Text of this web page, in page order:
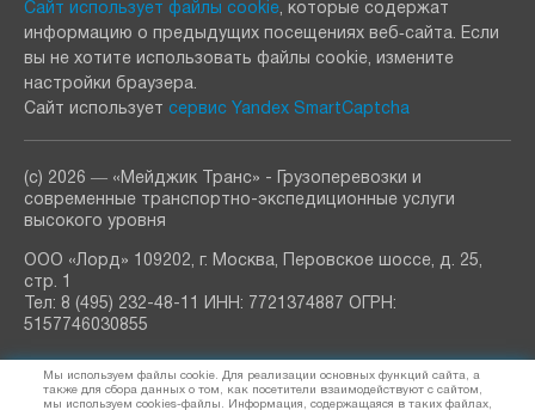
Сайт использует файлы cookie, которые содержат
информацию о предыдущих посещениях веб‑сайта. Если
вы не хотите использовать файлы cookie, измените
настройки браузера.
Сайт использует сервис Yandex SmartCaptcha
(с) 2026 ― «Мейджик Транс» - Грузоперевозки и
современные транспортно-экспедиционные услуги
высокого уровня
ООО «Лорд» 109202, г. Москва, Перовское шоссе, д. 25,
стр. 1
Тел: 8 (495) 232-48-11 ИНН: 7721374887 ОГРН:
5157746030855
РАССЫЛКА узнавайте о новостях и акциях
Мы используем файлы cookie. Для реализации основных функций сайта, а
также для сбора данных о том, как посетители взаимодействуют с сайтом,
мы используем cookies-файлы. Информация, содержащаяся в таких файлах,